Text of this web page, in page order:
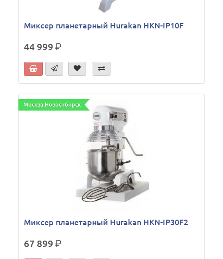
Миксер планетарный Hurakan HKN-IP10F
44 999р.
Москва Новосибирск
Миксер планетарный Hurakan HKN-IP30F2
67 899р.